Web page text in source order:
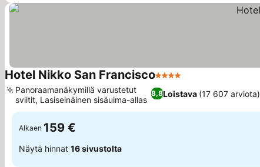
Hotel Nikko San Francisco4 Tähtiluokitus
8,8Loistava (17 607 arviota)
Panoraamanäkymillä varustetut
sviitit, Lasiseinäinen sisäuima-allas
Alkaen 159 €
Näytä hinnat 16 sivustolta